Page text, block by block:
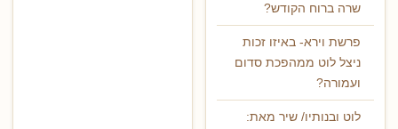
שרה ברוח הקודש?
פרשת וירא- באיזו זכות
ניצל לוט ממהפכת סדום
ועמורה?
לוט ובנותיו/ שיר מאת: